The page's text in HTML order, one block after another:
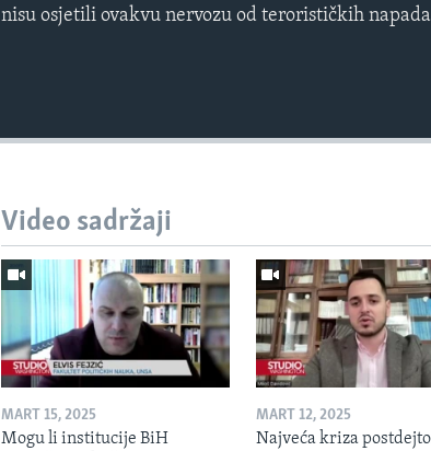
nisu osjetili ovakvu nervozu od terorističkih
Video sadržaji
MART 15, 2025
Mogu li institucije BiH
MART 12, 2025
Najveća kriza